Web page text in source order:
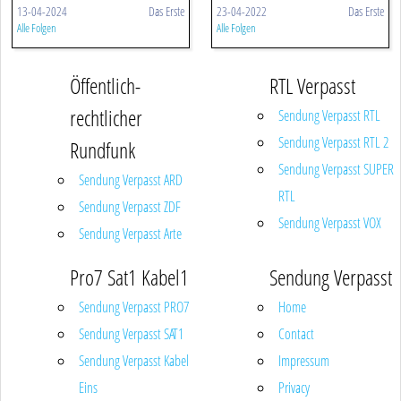
13-04-2024 Das Erste
Alle Folgen
23-04-2022 Das Erste
Alle Folgen
Öffentlich-
rechtlicher
Rundfunk
Sendung Verpasst ARD
Sendung Verpasst ZDF
Sendung Verpasst Arte
RTL Verpasst
Sendung Verpasst RTL
Sendung Verpasst RTL 2
Sendung Verpasst SUPER
RTL
Sendung Verpasst VOX
Pro7 Sat1 Kabel1
Sendung Verpasst PRO7
Sendung Verpasst SAT1
Sendung Verpasst Kabel
Eins
Sendung Verpasst
Home
Contact
Impressum
Privacy